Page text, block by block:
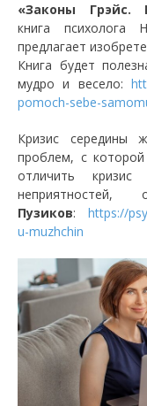
«Законы Грэйс.
книга психолога
предлагает
Книга будет
мудро и весело:
pomoch-sebe-
Кризис середины
проблем, с
отличить
Пузиков: https://
u-muzhchin